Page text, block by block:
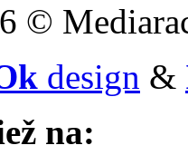
©
design &
na: